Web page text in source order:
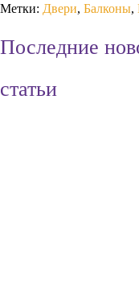
Метки: Двери, Балконы,
Последние
статьи